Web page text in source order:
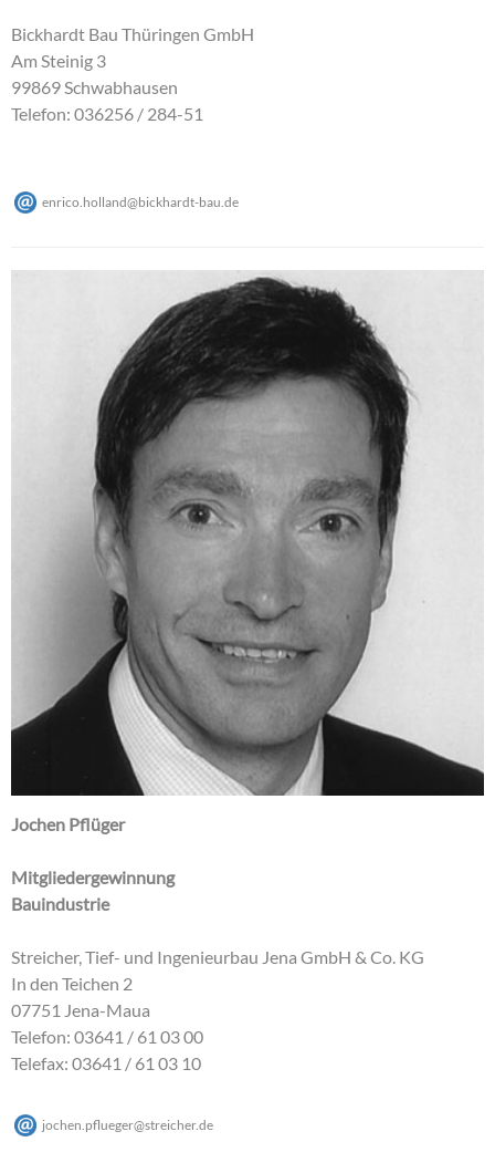
Bickhardt Bau Thüringen GmbH
Am Steinig 3
99869 Schwabhausen
Telefon: 036256 / 284-51
enrico.holland@bickhardt-bau de
Jochen Pflüger
Mitgliedergewinnung
Bauindustrie
Streicher, Tief- und Ingenieurbau Jena GmbH & Co. KG
In den Teichen 2
07751 Jena-Maua
Telefon: 03641 / 61 03 00
Telefax: 03641 / 61 03 10
jochen.pflueger@streicher.de